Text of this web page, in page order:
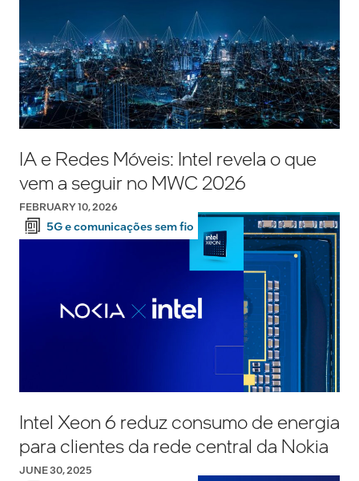
IA e Redes Móveis: Intel revela o que
vem a seguir no MWC 2026
FEBRUARY 10, 2026
5G e comunicações sem fio
Intel Xeon 6 reduz consumo de energia
para clientes da rede central da Nokia
JUNE 30, 2025